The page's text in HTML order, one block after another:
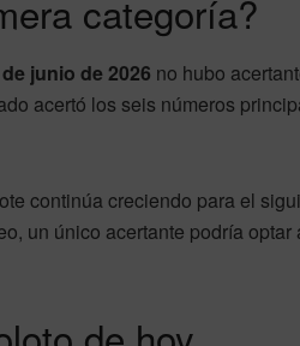
categoría?
junio de 2026 no hubo
acertó los seis números
continúa creciendo para el
un único acertante podría optar